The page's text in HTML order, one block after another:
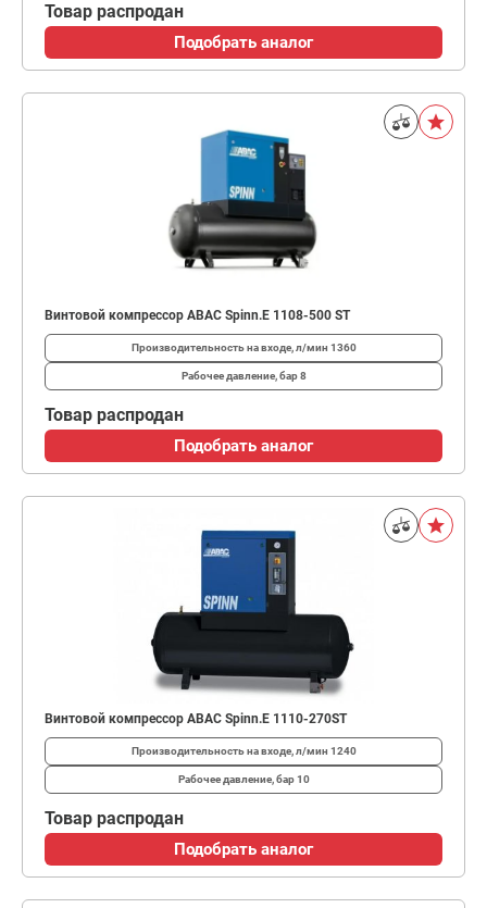
Товар распродан
Подобрать аналог
Винтовой компрессор ABAC Spinn.E 1108-500 ST
Производительность на входе, л/мин 1360
Рабочее давление, бар8
Товар распродан
Подобрать аналог
Винтовой компрессор ABAC Spinn.E 1110-270ST
Производительность на входе, л/мин 1240
Рабочее давление, бар10
Товар распродан
Подобрать аналог